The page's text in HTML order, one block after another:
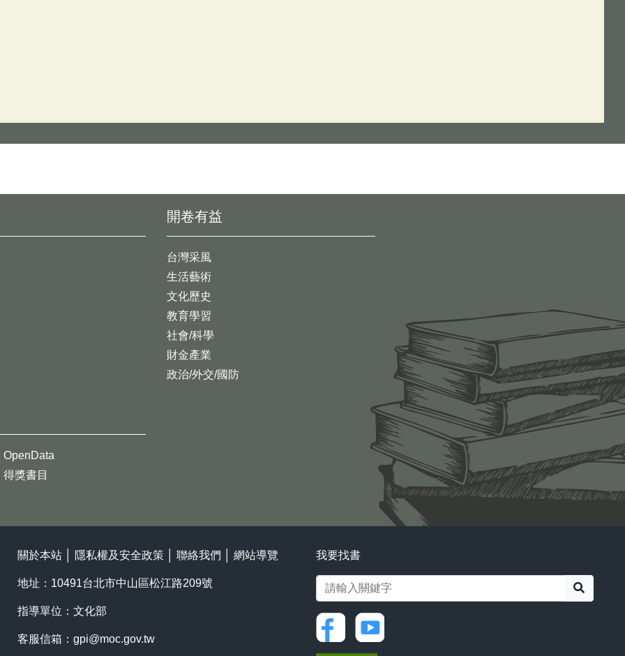
開卷有益
台灣采風
生活藝術
文化歷史
教育學習
社會/科學
財金產業
政治/外交/國防
OpenData
得獎書目
關於本站 隱私權及安全政策 聯絡我們 網站導覽
地址：10491台北市中山區松江路209號
指導單位：文化部
客服信箱： gpi@moc.gov.tw
我要找書